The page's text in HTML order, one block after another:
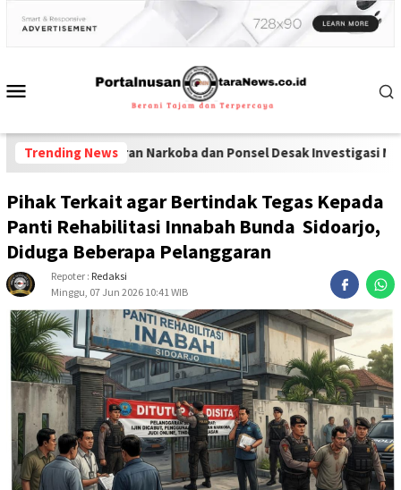
Trending News
Narkoba dan Ponsel Desak Investigasi Menyeluruh di
Pihak Terkait agar Bertindak Tegas Kepada
Panti Rehabilitasi Innabah Bunda Sidoarjo,
Diduga Beberapa Pelanggaran
Repoter : Redaksi
Minggu, 07 Jun 2026 10:41 WIB